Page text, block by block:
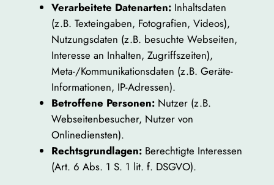
Verarbeitete Datenarten:Inhaltsdaten
(z.B. Texteingaben, Fotografien, Videos),
Nutzungsdaten (z.B. besuchte Webseiten,
Interesse an Inhalten, Zugriffszeiten),
Meta-/Kommunikationsdaten (z.B. Geräte-
Informationen, IP-Adressen).
Betroffene Personen:Nutzer (z.B.
Webseitenbesucher, Nutzer von
Onlinediensten).
Rechtsgrundlagen:Berechtigte Interessen
(Art. 6 Abs. 1 S. 1 lit. f. DSGVO).